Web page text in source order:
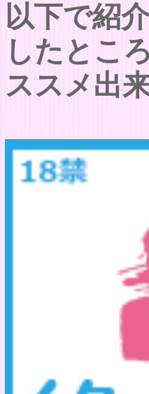
以下で紹
したとこ
ススメ出